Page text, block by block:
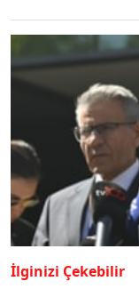
İlginizi Çekebilir